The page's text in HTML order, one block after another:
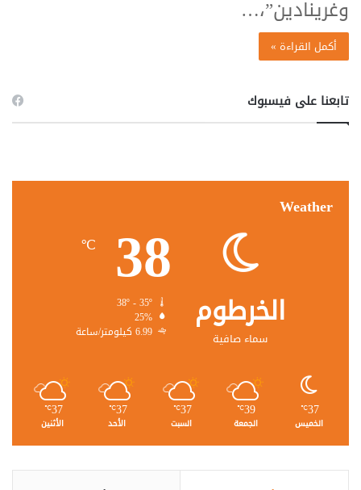
وغرينادين”،…
أكمل القراءة »
تابعنا على فيسبوك
Weather
الخرطوم
سماء صافية
38
℃
25%
6.99 كيلومتر/ساعة
37
℃
الخميس
39
℃
الجمعة
37
℃
السبت
37
℃
الأحد
37
℃
الأثنين